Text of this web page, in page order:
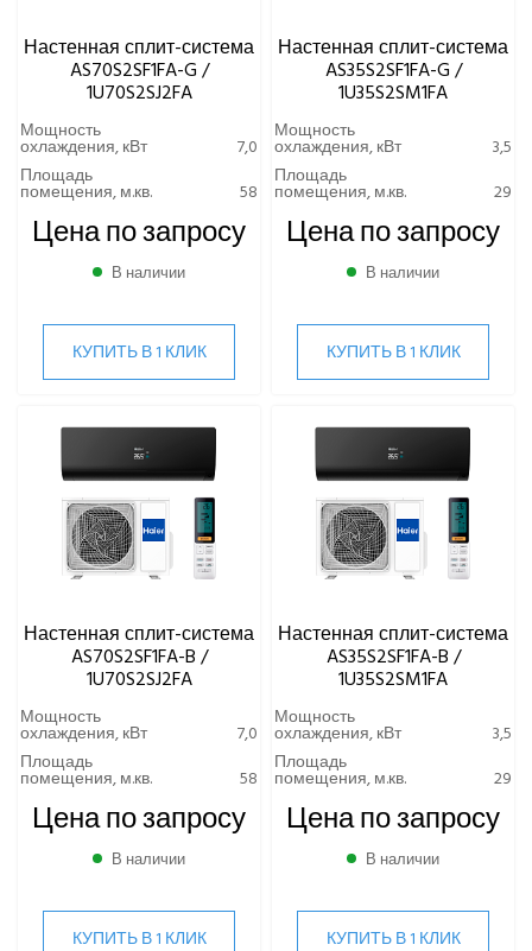
Настенная сплит-система
AS70S2SF1FA-G /
1U70S2SJ2FA
Мощность
охлаждения, кВт
7,0
Площадь
помещения, м.кв. 58
Цена по запросу
В наличии
КУПИТЬ В 1 КЛИК
Настенная сплит-система
AS35S2SF1FA-G /
1U35S2SM1FA
Мощность
охлаждения, кВт
3,5
Площадь
помещения, м.кв. 29
Цена по запросу
В наличии
КУПИТЬ В 1 КЛИК
Настенная сплит-система
AS70S2SF1FA-B /
1U70S2SJ2FA
Мощность
охлаждения, кВт
7,0
Площадь
помещения, м.кв. 58
Цена по запросу
В наличии
КУПИТЬ В 1 КЛИК
Настенная сплит-система
AS35S2SF1FA-B /
1U35S2SM1FA
Мощность
охлаждения, кВт
3,5
Площадь
помещения, м.кв. 29
Цена по запросу
В наличии
КУПИТЬ В 1 КЛИК